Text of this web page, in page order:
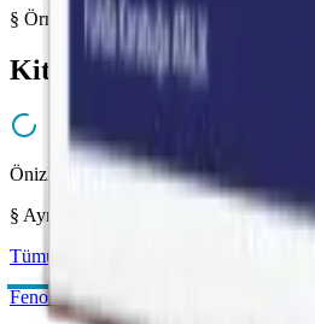
§ Örnek Sayfalar
Kitabı yakından inceleyin
Önizleme hazırlanıyor...
§ Aynı Kategoriden
Tümünü gör →